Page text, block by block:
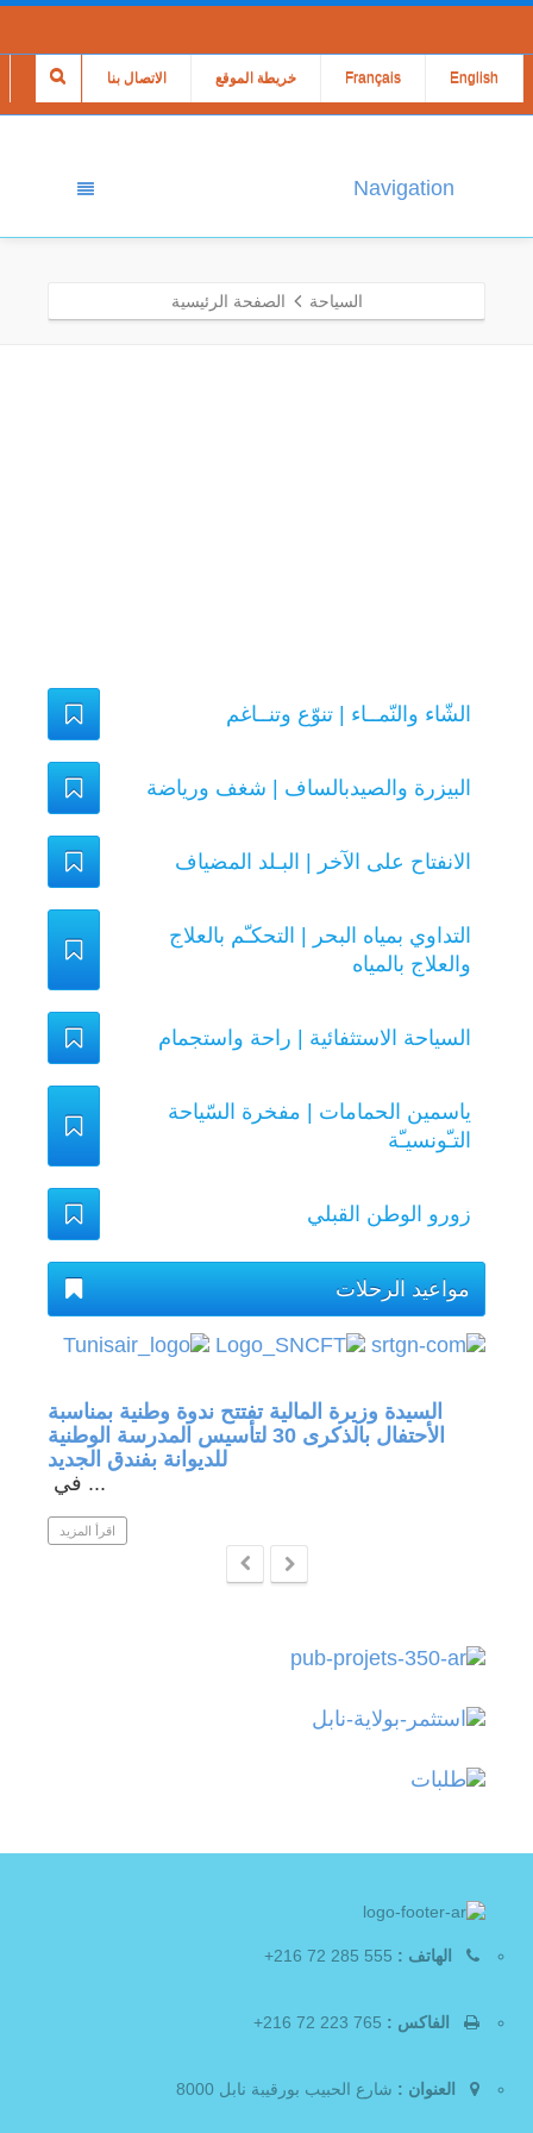
الاتصال بنا خريطة الموقع Français English
Navigation
السياحة الصفحة الرئيسية
الشّاء والنّمــاء | تنوّع وتنــاغم
البيزرة والصيدبالساف | شغف ورياضة
الانفتاح على الآخر | البـلد المضياف
التداوي بمياه البحر | التحكـّم بالعلاج
والعلاج بالمياه
السياحة الاستثفائية | راحة واستجمام
ياسمين الحمامات | مفخرة السّياحة
التـّونسيـّة
زورو الوطن القبلي
مواعيد الرحلات
السيدة وزيرة المالية تفتتح ندوة وطنية بمناسبة
الأحتفال بالذكرى 30 لتأسيس المدرسة الوطنية
للديوانة بفندق الجديد
في ...
اقرأ المزيد
الهاتف :
الفاكس :
العنوان : شارع الحبيب بورقيبة نابل 8000